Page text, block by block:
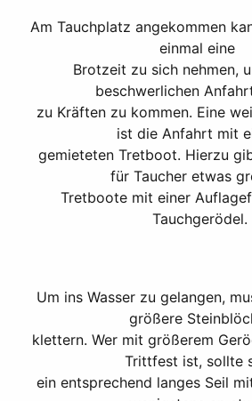
Am Tauchplatz angekommen
einmal eine
Brotzeit zu sich nehmen,
beschwerlichen
zu Kräften zu kommen. Eine
ist die Anfahrt mit
gemieteten Tretboot. Hierzu
für Taucher etwas
Tretboote mit einer
Tauchgerödel.
Um ins Wasser zu gelangen,
größere
klettern. Wer mit größerem
Trittfest ist, sollte
ein entsprechend langes Seil